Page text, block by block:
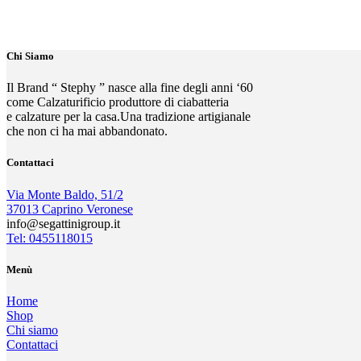
Chi Siamo
Il Brand “ Stephy ” nasce alla fine degli anni ‘60
come Calzaturificio produttore di ciabatteria
e calzature per la casa.Una tradizione artigianale
che non ci ha mai abbandonato.
Contattaci
Via Monte Baldo, 51/2
37013 Caprino Veronese
info@segattinigroup.it
Tel: 0455118015
Menù
Home
Shop
Chi siamo
Contattaci